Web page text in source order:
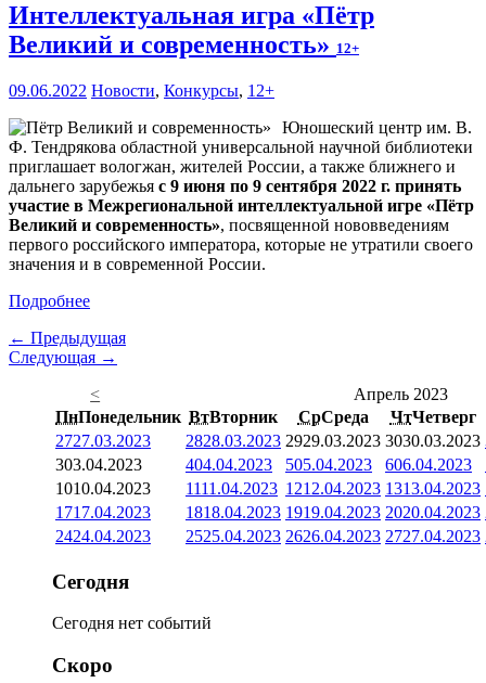
Интеллектуальная игра «Пётр
Великий и современность» 12+
09.06.2022 Новости, Конкурсы, 12+
Юношеский центр им. В.
Ф. Тендрякова областной универсальной научной библиотеки
приглашает вологжан, жителей России, а также ближнего и
дальнего зарубежья с 9 июня по 9 сентября 2022 г. принять
участие в Межрегиональной интеллектуальной игре «Пётр
Великий и современность», посвященной нововведениям
первого российского императора, которые не утратили своего
значения и в современной России.
Подробнее
← Предыдущая
Следующая →
<
Апрель 2023
ПнПонедельник ВтВторник СрСреда ЧтЧетверг
2727.03.2023 2828.03.2023 2929.03.2023 3030.03.2023
303.04.2023 404.04.2023 505.04.2023 606.04.2023
1010.04.2023 1111.04.2023 1212.04.2023 1313.04.2023
1717.04.2023 1818.04.2023 1919.04.2023 2020.04.2023
2424.04.2023 2525.04.2023 2626.04.2023 2727.04.2023
Сегодня
Сегодня нет событий
Скоро